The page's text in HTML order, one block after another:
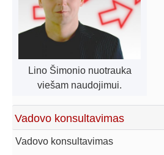
Lino Šimonio nuotrauka
viešam naudojimui.
Vadovo konsultavimas
Vadovo konsultavimas